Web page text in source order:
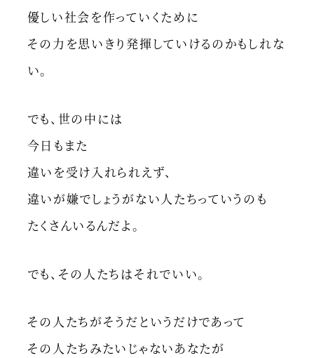
優しい社会を作っていくために
その力を思いきり発揮していけるのかもしれな
い。
でも、世の中には
今日もまた
違いを受け入れられえず、
違いが嫌でしょうがない人たちっていうのも
たくさんいるんだよ。
でも、その人たちはそれでいい。
その人たちがそうだというだけであって
その人たちみたいじゃないあなたが